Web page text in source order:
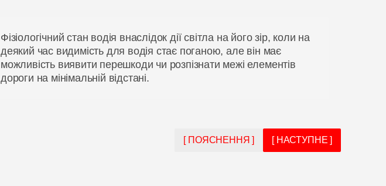
Фізіологічний стан водія внаслідок дії світла на його зір, коли на
деякий час видимість для водія стає поганою, але він має
можливість виявити перешкоди чи розпізнати межі елементів
дороги на мінімальній відстані.
[ ПОЯСНЕННЯ ] [ НАСТУПНЕ ]